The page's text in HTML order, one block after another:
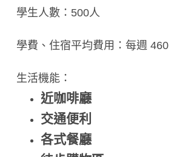
學生人數：500人
學費、住宿平均費用：每週
生活機能：
近咖啡廳
交通便利
各式餐廳